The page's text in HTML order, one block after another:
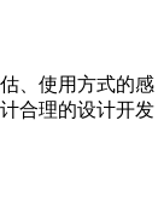
、使用方式的感
合理的设计开发